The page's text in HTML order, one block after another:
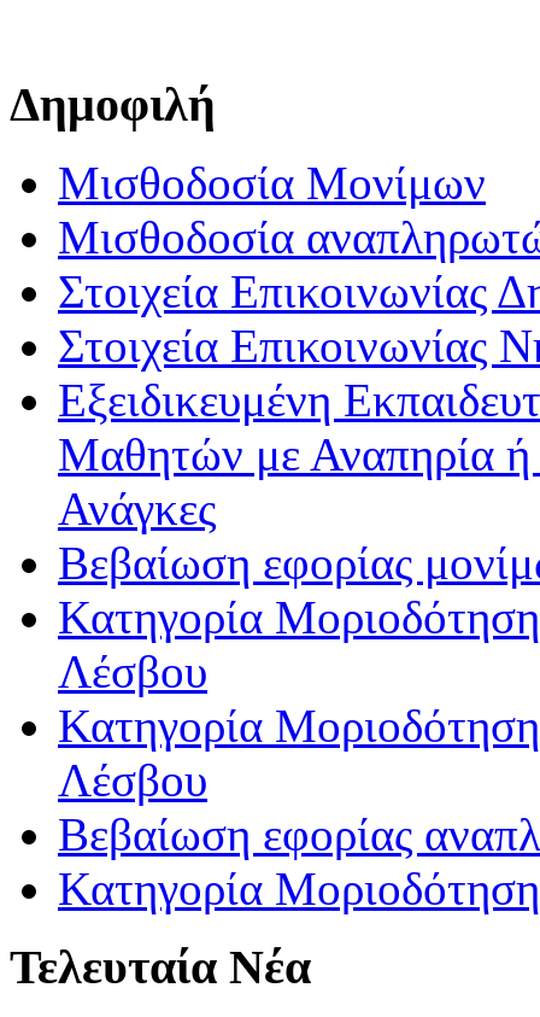
Δημοφιλή
Μισθοδοσία Μονίμων
Μισθοδοσία
Στοιχεία Επικοινωνίας
Στοιχεία Επικοινωνίας
Εξειδικευμένη
Μαθητών με Αναπηρία ή /
Ανάγκες
Βεβαίωση εφορίας
Κατηγορία
Λέσβου
Κατηγορία
Λέσβου
Βεβαίωση εφορίας
Κατηγορία
Τελευταία Νέα